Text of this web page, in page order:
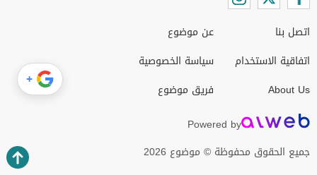
اتصل بنا
اتفاقية الاستخدام
About Us
عن موضوع
سياسة الخصوصية
فريق موضوع
Powered by
جميع الحقوق محفوظة © موضوع 2026
+